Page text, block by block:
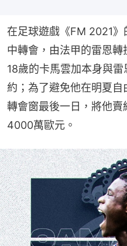
在足球遊戲《FM 2021
中轉會，由法甲的雷恩轉
18歲的卡馬雲加本身與
約；為了避免他在明夏
轉會窗最後一日，將他
4000萬歐元。